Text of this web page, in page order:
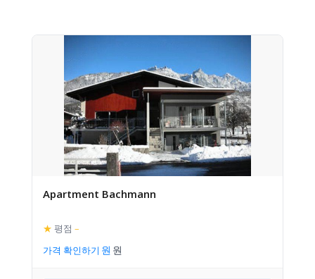
Apartment Bachmann
★ 평점 –
가격 확인하기